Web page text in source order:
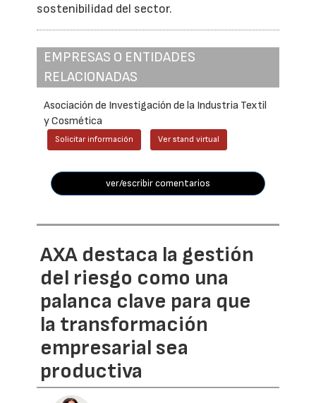
sostenibilidad del sector.
EMPRESAS O ENTIDADES
RELACIONADAS
Asociación de Investigación de la Industria Textil
y Cosmética
Solicitar información Ver stand virtual
ver/escribir comentarios
AXA destaca la gestión
del riesgo como una
palanca clave para que
la transformación
empresarial sea
productiva